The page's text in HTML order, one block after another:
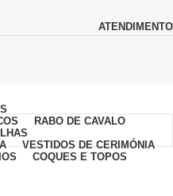
ATENDIMENTO
RABO DE CAVALO
VESTIDOS DE CERIMÓNIA
COQUES E TOPOS